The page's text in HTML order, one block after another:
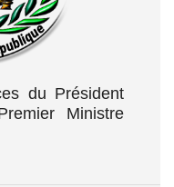
du Président
Ministre